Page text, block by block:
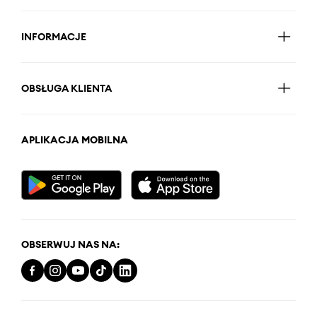
INFORMACJE
OBSŁUGA KLIENTA
APLIKACJA MOBILNA
OBSERWUJ NAS NA: